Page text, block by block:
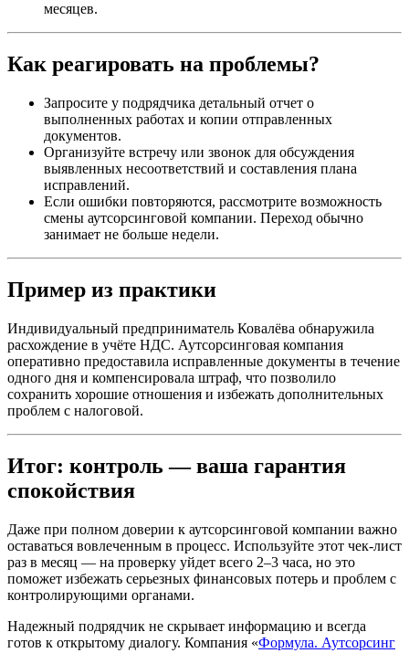
месяцев.
Как реагировать на проблемы?
Запросите у подрядчика детальный отчет о
выполненных работах и копии отправленных
документов.
Организуйте встречу или звонок для обсуждения
выявленных несоответствий и составления плана
исправлений.
Если ошибки повторяются, рассмотрите возможность
смены аутсорсинговой компании. Переход обычно
занимает не больше недели.
Пример из практики
Индивидуальный предприниматель Ковалёва обнаружила
расхождение в учёте НДС. Аутсорсинговая компания
оперативно предоставила исправленные документы в течение
одного дня и компенсировала штраф, что позволило
сохранить хорошие отношения и избежать дополнительных
проблем с налоговой.
Итог: контроль — ваша гарантия
спокойствия
Даже при полном доверии к аутсорсинговой компании важно
оставаться вовлеченным в процесс. Используйте этот чек-лист
раз в месяц — на проверку уйдет всего 2–3 часа, но это
поможет избежать серьезных финансовых потерь и проблем с
контролирующими органами.
Надежный подрядчик не скрывает информацию и всегда
готов к открытому диалогу. Компания «Формула. Аутсорсинг